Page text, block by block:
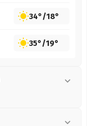
34°/18°
35°/19°